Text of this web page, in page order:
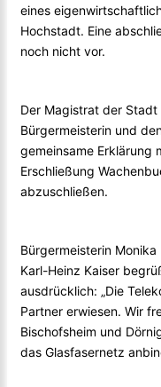
eines
Hochstadt. Eine
noch nicht vor.
Der Magistrat der
Bürgermeisterin und
gemeinsame Erklärung
Erschließung
abzuschließen.
Bürgermeisterin
Karl-Heinz Kaiser
ausdrücklich: „Die
Partner erwiesen. Wir
Bischofsheim und
das Glasfasernetz